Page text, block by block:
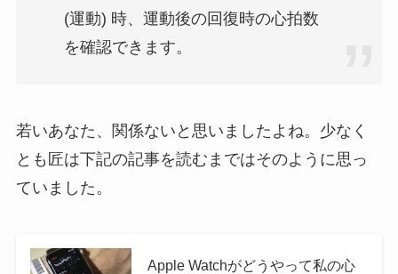
(運動) 時、運動後の回復時の心拍数
を確認できます。
若いあなた、関係ないと思いましたよね。少なく
とも匠は下記の記事を読むまではそのように思っ
ていました。
Apple Watchがどうやって私の心